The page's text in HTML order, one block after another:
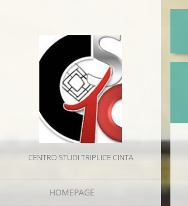
CENTRO STUDI TRIPLICE CINTA
HOMEPAGE